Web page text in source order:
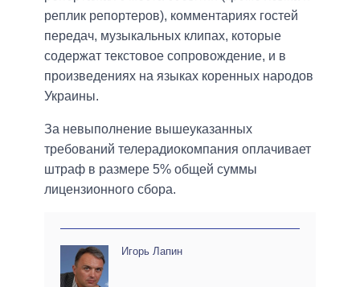
реплик репортеров), комментариях гостей
передач, музыкальных клипах, которые
содержат текстовое сопровождение, и в
произведениях на языках коренных народов
Украины.
За невыполнение вышеуказанных
требований телерадиокомпания оплачивает
штраф в размере 5% общей суммы
лицензионного сбора.
Игорь Лапин